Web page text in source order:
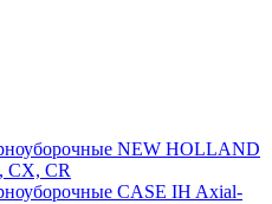
NEW HOLLAND
CX, CR
CASE IH Axial-